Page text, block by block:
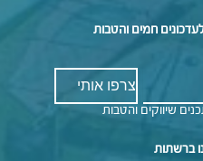
חמים והטבות
שיווקים והטבות
ברשתות